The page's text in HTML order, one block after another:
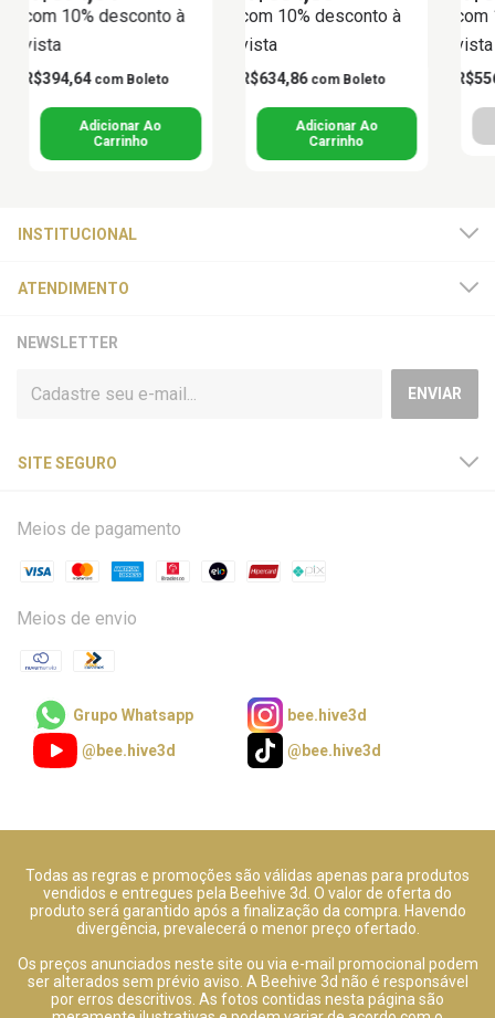
com 10% desconto à
vista
R$394,64 com Boleto
com 10% desconto à
vista
R$634,86 com Boleto
vista
INSTITUCIONAL
ATENDIMENTO
NEWSLETTER
SITE SEGURO
Meios de pagamento
Meios de envio
Grupo Whatsapp
bee.hive3d
@bee.hive3d
@bee.hive3d
Todas as regras e promoções são válidas apenas para produtos
vendidos e entregues pela Beehive 3d. O valor de oferta do
produto será garantido após a finalização da compra. Havendo
divergência, prevalecerá o menor preço ofertado.
Os preços anunciados neste site ou via e-mail promocional podem
ser alterados sem prévio aviso. A Beehive 3d não é responsável
por erros descritivos. As fotos contidas nesta página são